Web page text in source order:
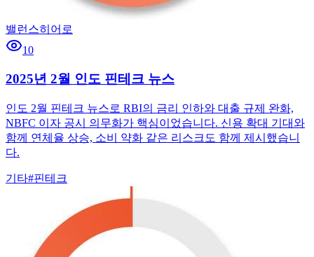
밸런스히어로
10
2025년 2월 인도 핀테크 뉴스
인도 2월 핀테크 뉴스로 RBI의 금리 인하와 대출 규제 완화,
NBFC 이자 공시 의무화가 핵심이었습니다. 신용 확대 기대와
함께 연체율 상승, 소비 약화 같은 리스크도 함께 제시했습니
다.
기타#핀테크